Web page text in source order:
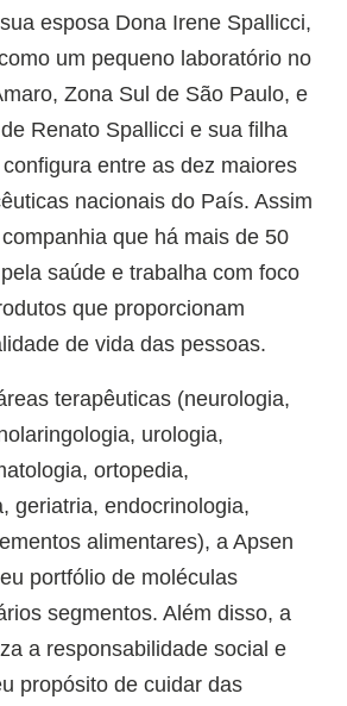
esposa Dona Irene Spallicci,
um pequeno laboratório no
Zona Sul de São Paulo, e
Renato Spallicci e sua filha
entre as dez maiores
nacionais do País. Assim
que há mais de 50
saúde e trabalha com foco
que proporcionam
de vida das pessoas.
terapêuticas (neurologia,
urologia,
ortopedia,
geriatria, endocrinologia,
alimentares), a Apsen
portfólio de moléculas
segmentos. Além disso, a
a responsabilidade social e
propósito de cuidar das